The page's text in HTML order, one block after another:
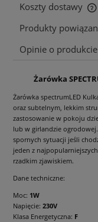
Koszty dostawy
Cena nie zawiera
Produkty
Opinie o
Żarówka
Żarówka spectrumLED
oraz subtelnym, lekkim
zastosowanie w pokoju
lub w girlandzie
spornych sytuacji jeśli
jeden z
rzadkim zjawiskiem.
Dane techniczne:
Moc: 1W
Napięcie: 230V
Klasa Energetyczna: F